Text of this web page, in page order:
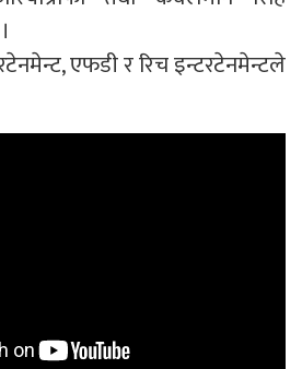
एफडी र रिच इन्टरटेनमेन्टले